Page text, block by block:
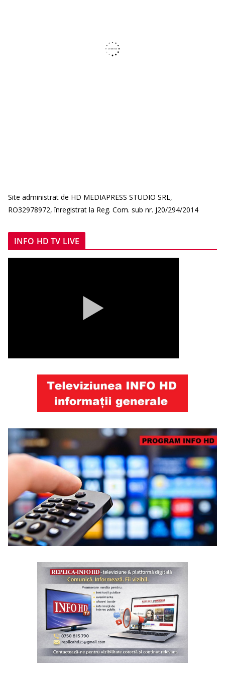
Site administrat de HD MEDIAPRESS STUDIO SRL,
RO32978972, înregistrat la Reg. Com. sub nr. J20/294/2014
INFO HD TV LIVE